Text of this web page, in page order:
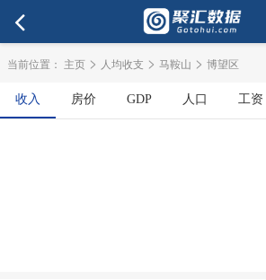
当前位置： 主页 > 人均收支 > 马鞍山 > 博望区
收入 房价 GDP 人口 工资